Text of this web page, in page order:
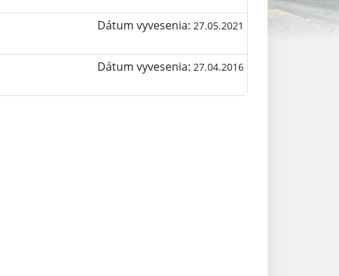
Dátum vyvesenia: 27.05.2021
Dátum vyvesenia: 27.04.2016